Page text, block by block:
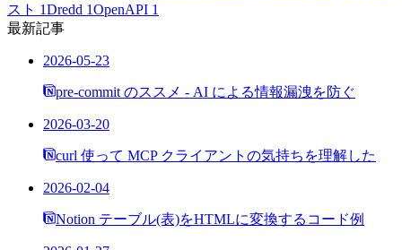
スト 1Dredd 1OpenAPI 1
最新記事
2026-05-23
pre-commit のススメ - AI による情報漏洩を防ぐ
2026-03-20
curl 使って MCP クライアントの気持ちを理解した
2026-02-04
Notion テーブル(表)をHTMLに変換するコード例